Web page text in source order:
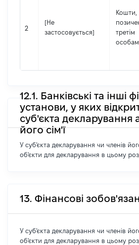
2
[Не
застосовується]
Кошти,
третім
особам
12.1. Банківські та інші
установи, у яких
суб'єкта декларування
його сім'ї
У суб'єкта декларування чи членів його
об'єкти для декларування в цьому
13. Фінансові
У суб'єкта декларування чи членів його
об'єкти для декларування в цьому